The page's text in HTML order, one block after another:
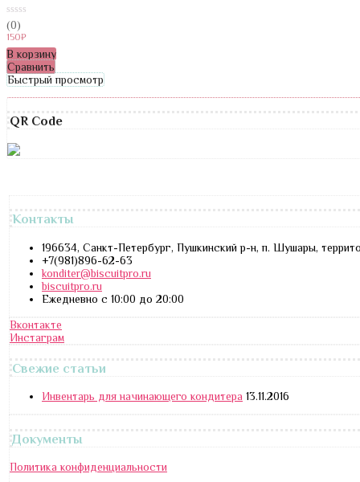
0
из
5
(0)
150₽
В корзину
Сравнить
Быстрый просмотр
QR Code
Контакты
196634, Санкт-Петербург, Пушкинский р-н, п. Шушары,
+7(981)896-62-63
konditer@biscuitpro.ru
biscuitpro.ru
Ежедневно с 10:00 до 20:00
Вконтакте
Инстаграм
Свежие статьи
Инвентарь для начинающего кондитера 13.11.2016
Документы
Политика конфиденциальности